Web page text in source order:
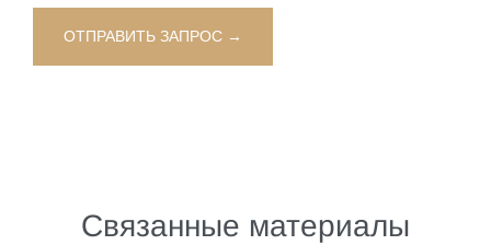
Связанные материалы